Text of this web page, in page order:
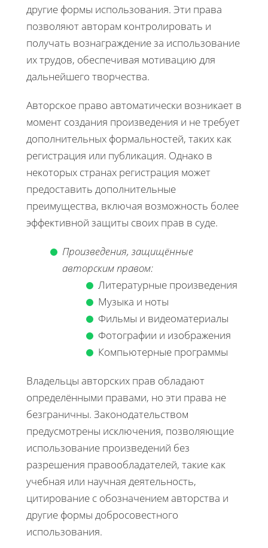
другие формы использования. Эти права
позволяют авторам контролировать и
получать вознаграждение за использование
их трудов, обеспечивая мотивацию для
дальнейшего творчества.
Авторское право автоматически возникает в
момент создания произведения и не требует
дополнительных формальностей, таких как
регистрация или публикация. Однако в
некоторых странах регистрация может
предоставить дополнительные
преимущества, включая возможность более
эффективной защиты своих прав в суде.
Произведения, защищённые
авторским правом:
Литературные произведения
Музыка и ноты
Фильмы и видеоматериалы
Фотографии и изображения
Компьютерные программы
Владельцы авторских прав обладают
определёнными правами, но эти права не
безграничны. Законодательством
предусмотрены исключения, позволяющие
использование произведений без
разрешения правообладателей, такие как
учебная или научная деятельность,
цитирование с обозначением авторства и
другие формы добросовестного
использования.